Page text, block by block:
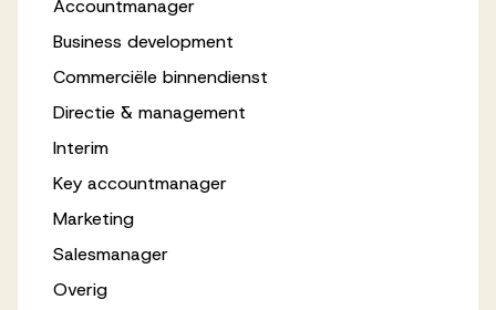
Accountmanager
Business development
Commerciële binnendienst
Directie & management
Interim
Key accountmanager
Marketing
Salesmanager
Overig